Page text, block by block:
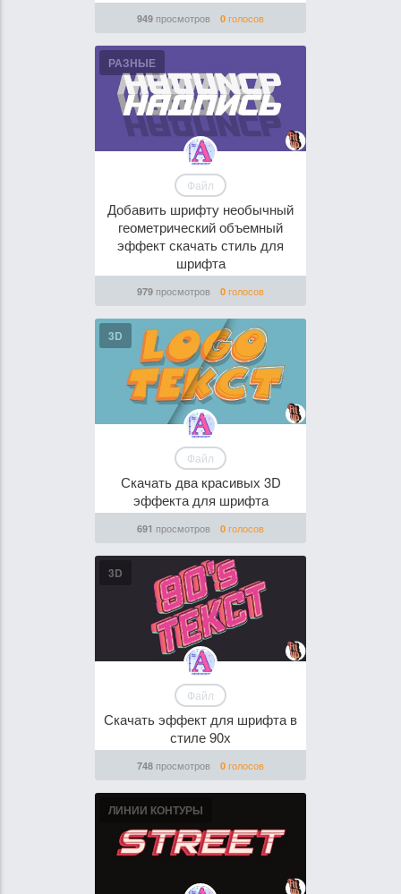
949 просмотров 0 голосов
РАЗНЫЕ
Файл
Добавить шрифту необычный
геометрический объемный
эффект скачать стиль для
шрифта
979 просмотров 0 голосов
3D
Файл
Скачать два красивых 3D
эффекта для шрифта
691 просмотров 0 голосов
3D
Файл
Скачать эффект для шрифта в
стиле 90х
748 просмотров 0 голосов
ЛИНИИ КОНТУРЫ